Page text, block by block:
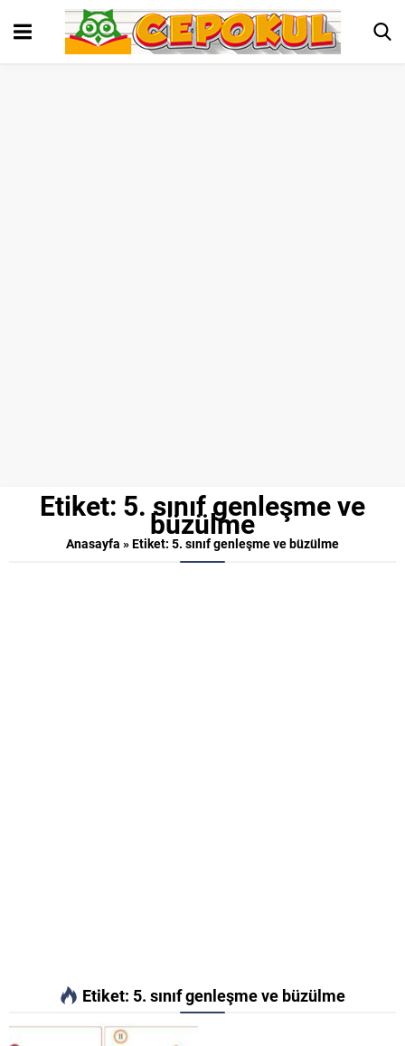
Etiket: 5. sınıf genleşme ve
büzülme
Anasayfa »Etiket: 5. sınıf genleşme ve büzülme
Etiket: 5. sınıf genleşme ve büzülme